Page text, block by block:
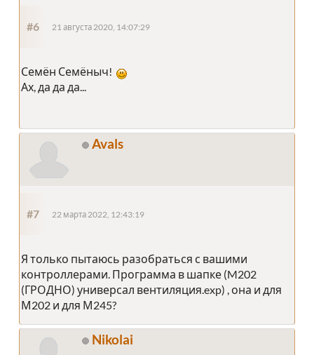
#6 21 августа 2020, 14:07:29
Семён Семёныч!
Ах, да да да...
Avals
#7 22 марта 2022, 12:43:19
Я только пытаюсь разобраться с вашими
контроллерами. Программа в шапке (M202
(ГРОДНО) универсал вентиляция.exp) , она и для
М202 и для М245?
Nikolai